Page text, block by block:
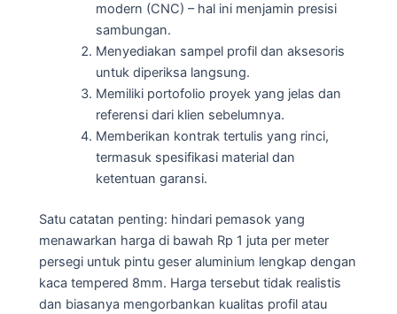
modern (CNC) – hal ini menjamin presisi
sambungan.
Menyediakan sampel profil dan aksesoris
untuk diperiksa langsung.
Memiliki portofolio proyek yang jelas dan
referensi dari klien sebelumnya.
Memberikan kontrak tertulis yang rinci,
termasuk spesifikasi material dan
ketentuan garansi.
Satu catatan penting: hindari pemasok yang
menawarkan harga di bawah Rp 1 juta per meter
persegi untuk pintu geser aluminium lengkap dengan
kaca tempered 8mm. Harga tersebut tidak realistis
dan biasanya mengorbankan kualitas profil atau